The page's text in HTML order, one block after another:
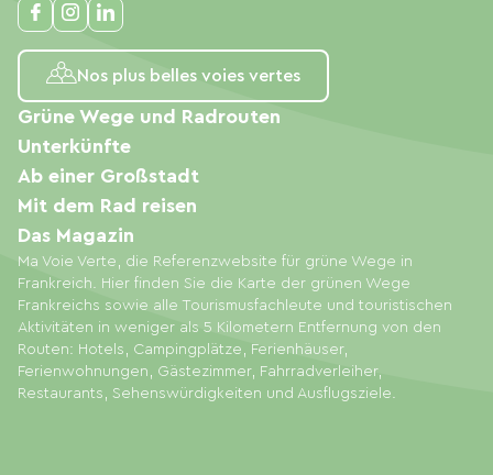
Nos plus belles voies vertes
Ma Voie Verte, die Referenzwebsite für grüne Wege in
Frankreich. Hier finden Sie die Karte der grünen Wege
Frankreichs sowie alle Tourismusfachleute und touristischen
Aktivitäten in weniger als 5 Kilometern Entfernung von den
Routen: Hotels, Campingplätze, Ferienhäuser,
Ferienwohnungen, Gästezimmer, Fahrradverleiher,
Restaurants, Sehenswürdigkeiten und Ausflugsziele.
Grüne Wege und Radrouten
Unterkünfte
Ab einer Großstadt
Mit dem Rad reisen
Das Magazin